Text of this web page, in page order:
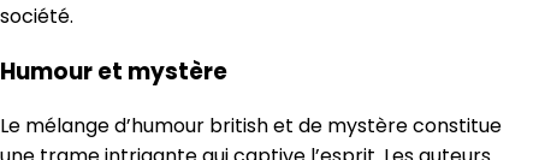
société.
Humour et mystère
Le mélange d’humour british et de mystère constitue